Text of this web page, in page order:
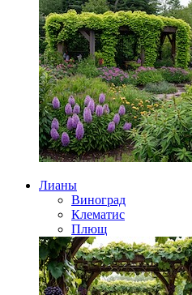
Лианы
Виноград
Клематис
Плющ